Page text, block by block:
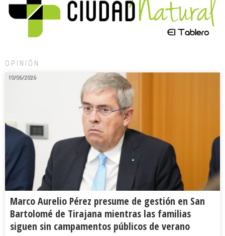
OPINIÓN
10/06/2026
Marco Aurelio Pérez presume de gestión en San
Bartolomé de Tirajana mientras las familias
siguen sin campamentos públicos de verano